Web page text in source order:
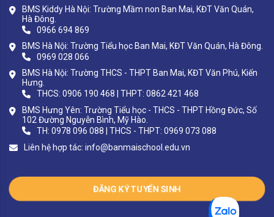
BMS Kiddy Hà Nội: Trường Mầm non Ban Mai, KĐT Văn Quán,
Hà Đông.
0966 694 869
BMS Hà Nội: Trường Tiểu học Ban Mai, KĐT Văn Quán, Hà Đông.
0969 028 066
BMS Hà Nội: Trường THCS - THPT Ban Mai, KĐT Văn Phú, Kiến
Hưng.
THCS: 0906 190 468 | THPT: 0862 421 468
BMS Hưng Yên: Trường Tiểu học - THCS - THPT Hồng Đức, Số
102 Đường Nguyễn Bình, Mỹ Hào.
TH: 0978 096 088 | THCS - THPT: 0969 073 088
Liên hệ hợp tác: info@banmaischool.edu.vn
ĐĂNG KÝ TUYỂN SINH